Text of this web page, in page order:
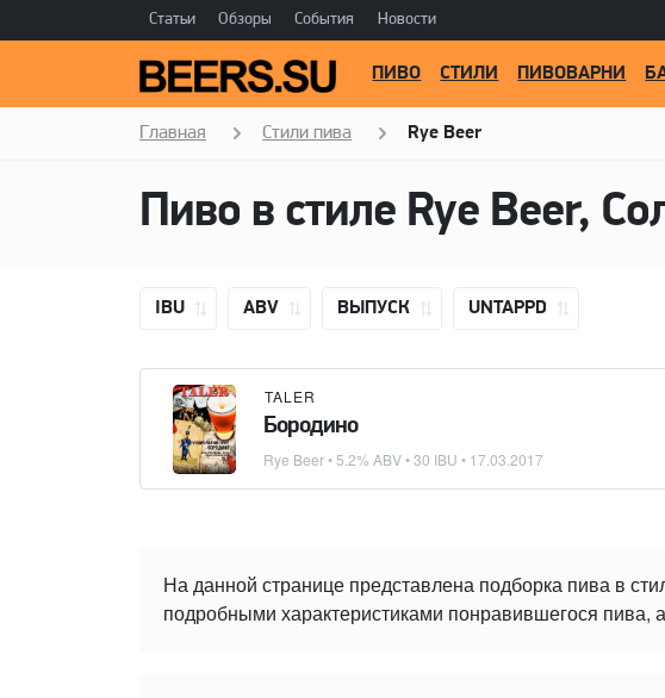
Статьи Обзоры События Новости
ПИВО СТИЛИ ПИВОВАРНИ
Главная Стили пива Rye Beer
Пиво в стиле Rye Beer,
IBU ABV ВЫПУСК UNTAPPD
TALER
Бородино
Rye Beer• 5.2% ABV • 30 IBU • 17.03.2017
На данной странице представлена подборка пива в
подробными характеристиками понравившегося пива,